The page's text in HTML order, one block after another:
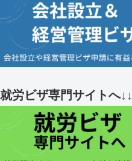
就労ビザ専門サイトへ↓↓